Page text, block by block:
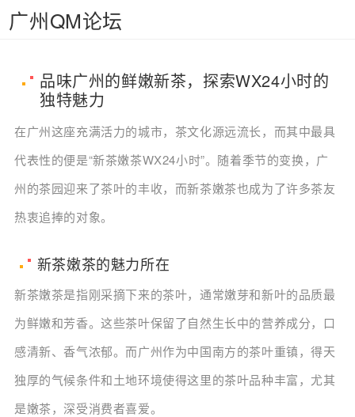
广州QM论坛
品味广州的鲜嫩新茶，探索WX24小时的
独特魅力
在广州这座充满活力的城市，茶文化源远流长，而其中最具
代表性的便是“新茶嫩茶WX24小时”。随着季节的变换，广
州的茶园迎来了茶叶的丰收，而新茶嫩茶也成为了许多茶友
热衷追捧的对象。
新茶嫩茶的魅力所在
新茶嫩茶是指刚采摘下来的茶叶，通常嫩芽和新叶的品质最
为鲜嫩和芳香。这些茶叶保留了自然生长中的营养成分，口
感清新、香气浓郁。而广州作为中国南方的茶叶重镇，得天
独厚的气候条件和土地环境使得这里的茶叶品种丰富，尤其
是嫩茶，深受消费者喜爱。